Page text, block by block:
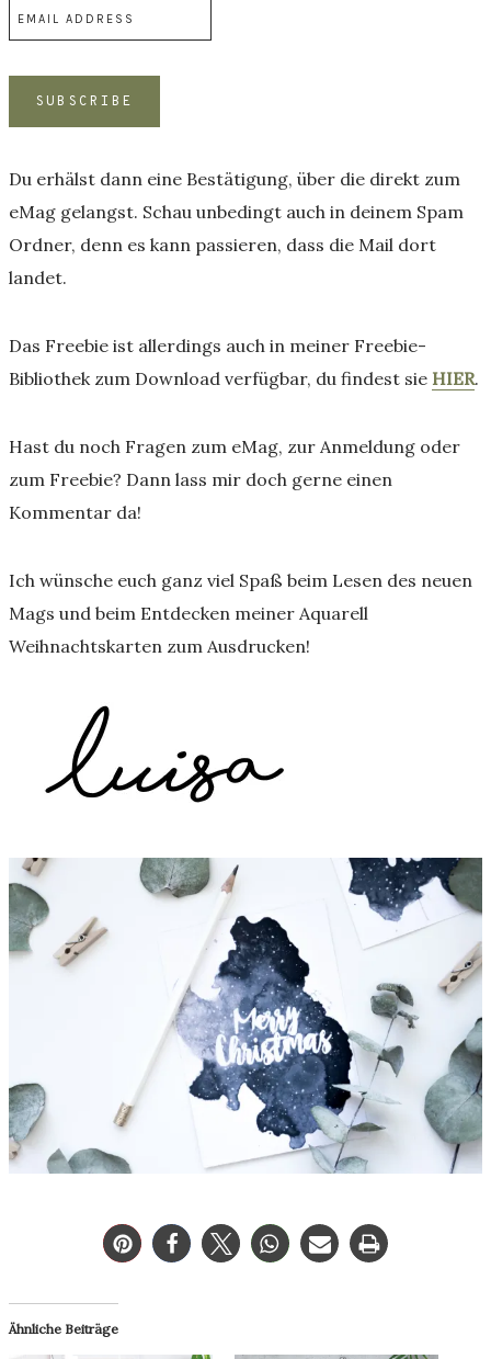
Du erhälst dann eine Bestätigung, über die direkt zum
eMag gelangst. Schau unbedingt auch in deinem Spam
Ordner, denn es kann passieren, dass die Mail dort
landet.
Das Freebie ist allerdings auch in meiner Freebie-
Bibliothek zum Download verfügbar, du findest sie HIER.
Hast du noch Fragen zum eMag, zur Anmeldung oder
zum Freebie? Dann lass mir doch gerne einen
Kommentar da!
Ich wünsche euch ganz viel Spaß beim Lesen des neuen
Mags und beim Entdecken meiner Aquarell
Weihnachtskarten zum Ausdrucken!
Ähnliche Beiträge